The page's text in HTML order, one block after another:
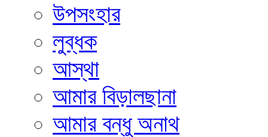
উপসংহার
লুব্ধক
আস্থা
আমার বিড়ালছানা
আমার বন্ধু অনাথ